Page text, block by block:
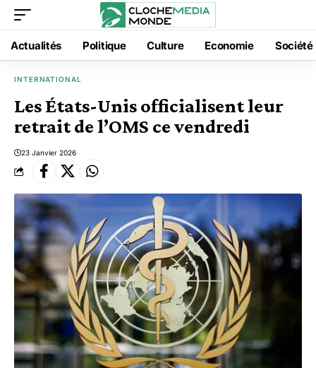
Actualités Politique Culture Economie Société
INTERNATIONAL
Les États-Unis officialisent leur
retrait de l’OMS ce vendredi
23 Janvier 2026